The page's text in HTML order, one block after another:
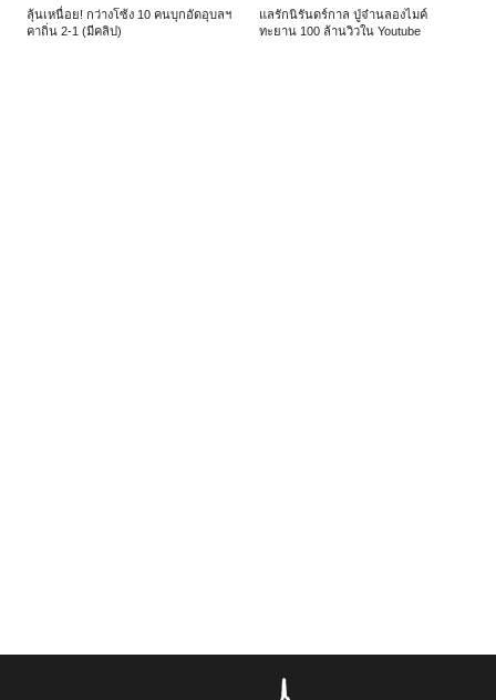
ลุ้นเหนื่อย! กว่างโซ้ง 10 คนบุกอัดอุบลฯ
คาถิ่น 2-1 (มีคลิป)
แลรักนิรันดร์กาล ปู่จ๋านลองไมค์
ทะยาน 100 ล้านวิวใน Youtube